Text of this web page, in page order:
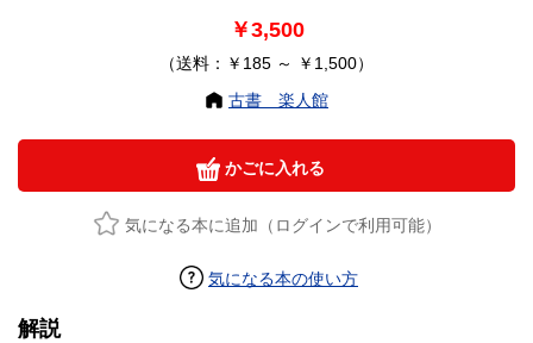
￥3,500
（送料：￥185 ～ ￥1,500）
古書 楽人館
かごに入れる
気になる本に追加（ログインで利用可能）
気になる本の使い方
解説